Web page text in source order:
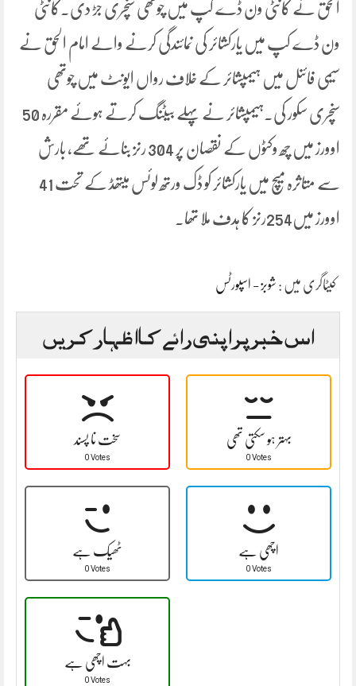
الحق نے کانٹی ون ڈے کپ میں چوتھی سنچری جڑ دی۔کانٹی
ون ڈے کپ میں یارکشائر کی نمائندگی کرنے والے امام الحق نے
سیمی فائنل میں ہیمپشائر کے خلاف رواں ایونٹ میں چوتھی
سنچری سکور کی۔ہیمپشائر نے پہلے بیٹنگ کرتے ہوئے مقررہ 50
اوورز میں چھ وکٹوں کے نقصان پر 304 رنز بنائے تھے، بارش
سے متاثرہ میچ میں یارکشائر کو ڈک ورتھ لوئس میتھڈ کے تحت 41
اوورز میں254رنز کا ہدف ملا تھا۔
کیٹاگری میں : شوبز - اسپورٹس
اس خبر پر اپنی رائے کا اظہار کریں
سخت نا پسند
0 Votes
بہتر ہو سکتی تھی
0 Votes
ٹھیک ہے
0 Votes
اچھی ہے
0 Votes
بہت اچھی ہے
0 Votes